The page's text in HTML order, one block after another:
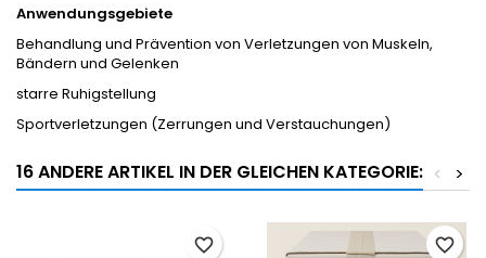
Anwendungsgebiete
Behandlung und Prävention von Verletzungen von Muskeln,
Bändern und Gelenken
starre Ruhigstellung
Sportverletzungen (Zerrungen und Verstauchungen)
16 ANDERE ARTIKEL IN DER GLEICHEN KATEGORIE: >
<
favorite_border favorite_border